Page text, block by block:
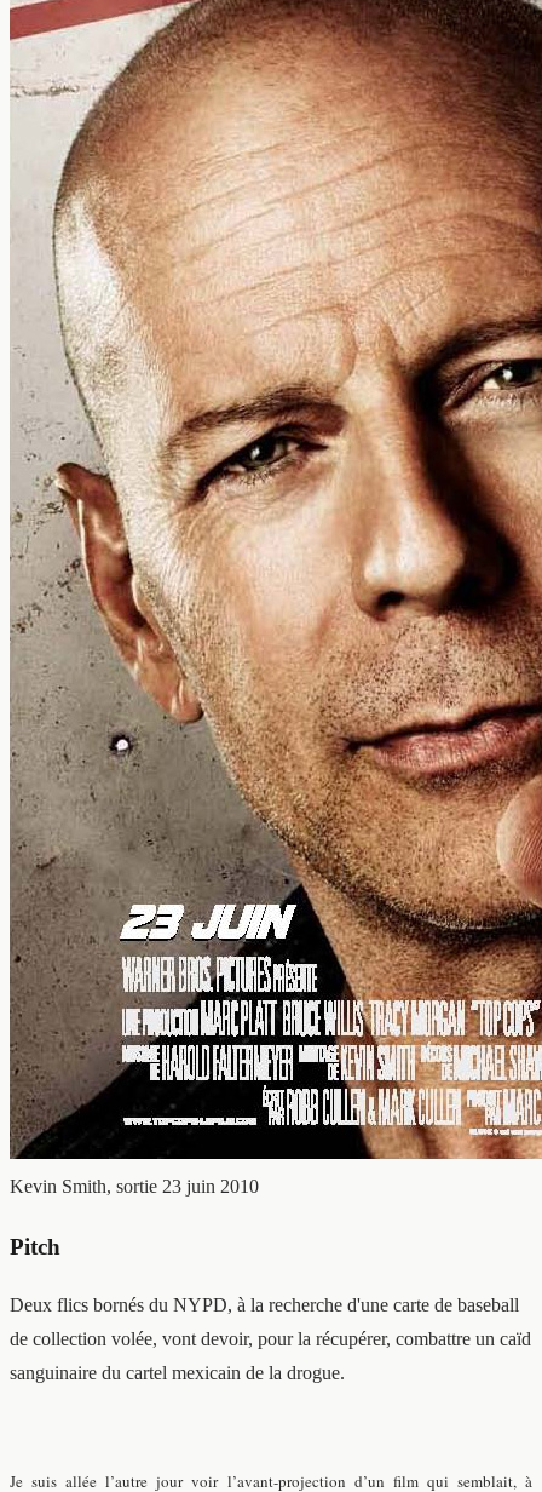
Kevin Smith, sortie 23 juin 2010
Pitch
Deux flics bornés du NYPD, à la recherche d'une carte de baseball
de collection volée, vont devoir, pour la récupérer, combattre un caïd
sanguinaire du cartel mexicain de la drogue.
Je suis allée l’autre jour voir l’avant-projection d’un film qui semblait, à